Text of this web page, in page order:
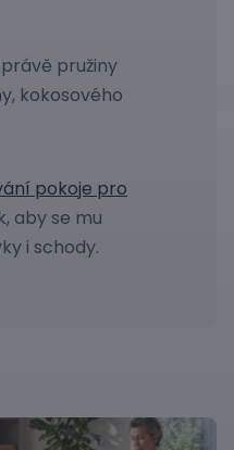
pružiny
kokosového
pokoje pro
aby se mu
i schody.